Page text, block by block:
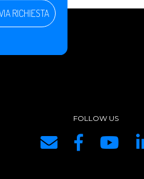
RICHIESTA
FOLLOW US